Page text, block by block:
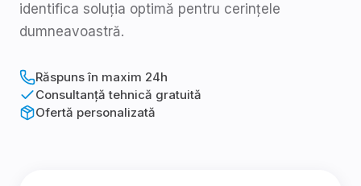
identifica soluția optimă pentru cerințele
dumneavoastră.
Răspuns în maxim 24h
Consultanță tehnică gratuită
Ofertă personalizată